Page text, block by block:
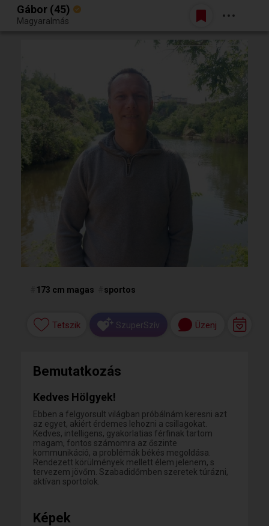
Egy jó randiból bármi lehet.
Belépés
Gábor (45)
Magyaralmás
173 cm magas sportos
Tetszik SzuperSzív Üzenj
Bemutatkozás
Kedves Hölgyek!
Ebben a felgyorsult világban próbálnám keresni azt
az egyet, akiért érdemes lehozni a csillagokat.
Kedves, intelligens, gyakorlatias férfinak tartom
magam, fontos számomra az őszinte
kommunikáció, a problémák békés megoldása.
Rendezett körülmények mellett élem jelenem, s
tervezem jövőm. Szabadidőmben szeretek túrázni,
aktívan sportolok.
Képek